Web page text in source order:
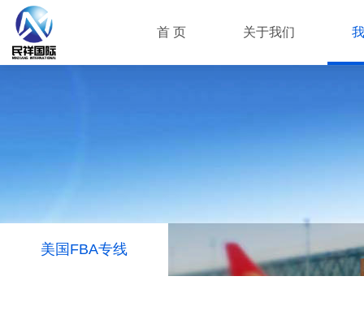
首 页 关于我们
美国FBA专线